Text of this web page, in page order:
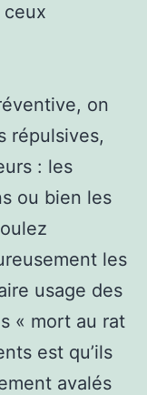
ceux
on
répulsives,
: les
ou bien les
les
usage des
« mort au rat
est qu’ils
avalés